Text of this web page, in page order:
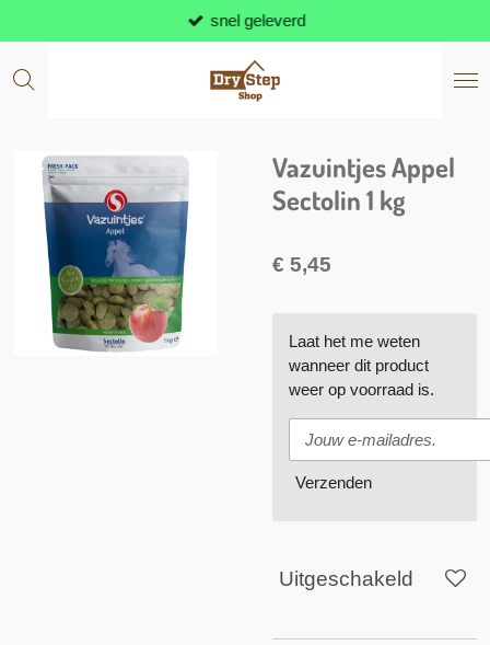
direct
naar
snel geleverd
Vazuintjes Appel
Sectolin 1 kg
€ 5,45
Laat het me weten
wanneer dit product
weer op voorraad is.
Verzenden
Uitgeschakeld